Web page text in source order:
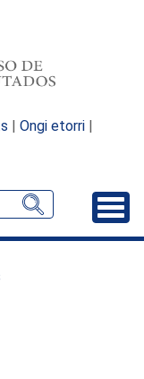
| Ongi etorri |